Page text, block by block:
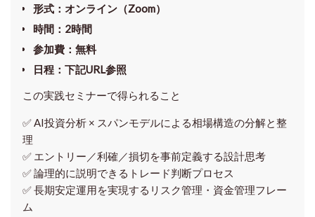
形式：オンライン（Zoom）
時間：2時間
参加費：無料
日程：下記URL参照
この実践セミナーで得られること
✅ AI投資分析 × スパンモデルによる相場構造の分解と整
理
✅ エントリー／利確／損切を事前定義する設計思考
✅ 論理的に説明できるトレード判断プロセス
✅ 長期安定運用を実現するリスク管理・資金管理フレー
ム